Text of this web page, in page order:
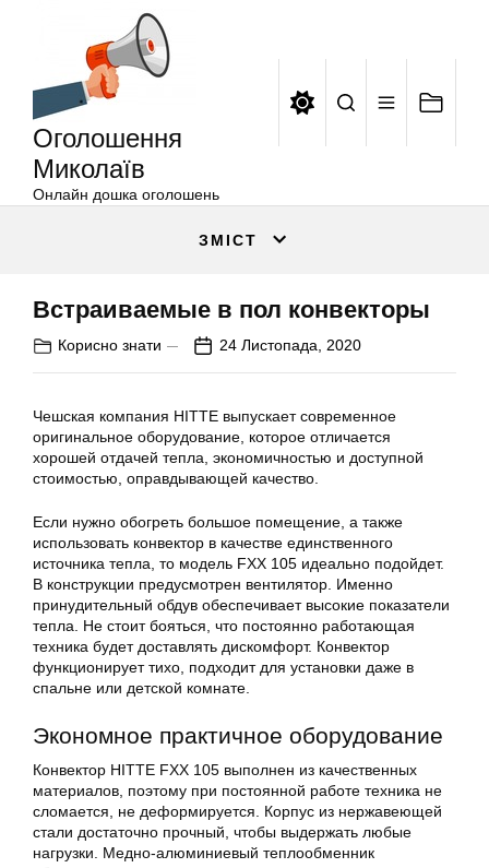
Оголошення
Миколаїв
Онлайн дошка оголошень
ЗМІСТ
Встраиваемые в пол конвекторы
Корисно знати 24 Листопада, 2020
Чешская компания HITTE выпускает современное
оригинальное оборудование, которое отличается
хорошей отдачей тепла, экономичностью и доступной
стоимостью, оправдывающей качество.
Если нужно обогреть большое помещение, а также
использовать конвектор в качестве единственного
источника тепла, то модель FXX 105 идеально подойдет.
В конструкции предусмотрен вентилятор. Именно
принудительный обдув обеспечивает высокие показатели
тепла. Не стоит бояться, что постоянно работающая
техника будет доставлять дискомфорт. Конвектор
функционирует тихо, подходит для установки даже в
спальне или детской комнате.
Экономное практичное оборудование
Конвектор HITTE FXX 105 выполнен из качественных
материалов, поэтому при постоянной работе техника не
сломается, не деформируется. Корпус из нержавеющей
стали достаточно прочный, чтобы выдержать любые
нагрузки. Медно-алюминиевый теплообменник